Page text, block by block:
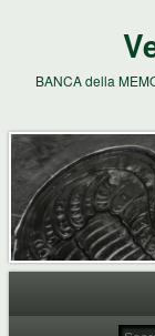
BANCA della